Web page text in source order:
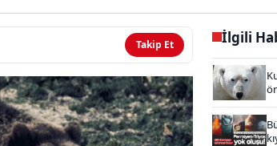
Takip Et İlgili